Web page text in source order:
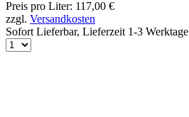
Preis pro Liter: 117,00 €
zzgl. Versandkosten
Sofort Lieferbar, Lieferzeit 1-3 Werktage